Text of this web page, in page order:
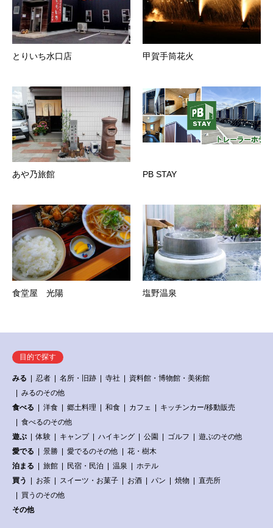
とりいち水口店 甲賀手筒花火
あや乃旅館 PB STAY
食堂屋 光陽 塩野温泉
目的で探す
みる 忍者 名所・旧跡 寺社
資料館・博物館・美術館
みるのその他
食べる
洋食 郷土料理 和食 カフェ
キッチンカー/移動販売
食べるのその他
遊ぶ
体験 キャンプ ハイキング 公園 ゴルフ
遊ぶのその他
愛でる
景勝 愛でるのその他
花・樹木
泊まる
旅館 民宿・民泊 温泉
ホテル
買う
お茶 スイーツ・お菓子 お酒 パン 焼物
直売所
買うのその他
その他